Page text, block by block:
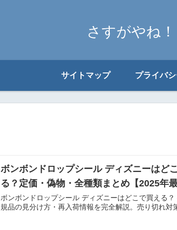
さすがやね！
サイトマップ プライバ
ボンボンドロップシール ディズニーはど
る？定価・偽物・全種類まとめ【2025年最
ボンボンドロップシール ディズニーはどこで買える
規品の見分け方・再入荷情報を完全解説。売り切れ対